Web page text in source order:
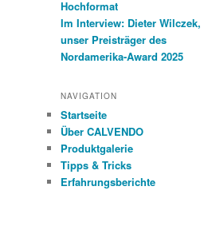
Hochformat
Im Interview: Dieter Wilczek,
unser Preisträger des
Nordamerika-Award 2025
NAVIGATION
Startseite
Über CALVENDO
Produktgalerie
Tipps & Tricks
Erfahrungsberichte